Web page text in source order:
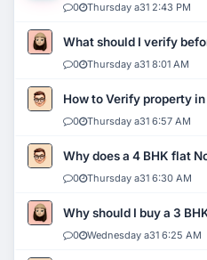
0 Thursday a31 2:43 PM
What should I verify
0 Thursday a31 8:01 AM
How to Verify property
0 Thursday a31 6:57 AM
Why does a 4 BHK flat
0 Thursday a31 6:30 AM
Why should I buy a 3
0 Wednesday a31 6:25 AM